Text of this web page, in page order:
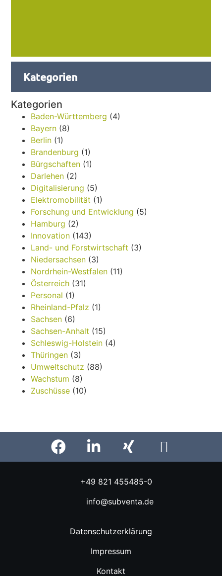
Kategorien
Kategorien
Baden-Württemberg (4)
Bayern (8)
Berlin (1)
Brandenburg (1)
Bürgschaften (1)
Darlehen (2)
Digitalisierung (5)
Elektromobilität (1)
Forschung und Entwicklung (5)
Hamburg (2)
Innovation (143)
Land- und Forstwirtschaft (3)
Niedersachsen (3)
Nordrhein-Westfalen (11)
Österreich (31)
Personal (1)
Rheinland-Pfalz (1)
Sachsen (6)
Sachsen-Anhalt (15)
Schleswig-Holstein (4)
Thüringen (3)
Umweltschutz (88)
Wachstum (8)
Zuschüsse (10)
+49 821 455485-0
info@subventa.de
Datenschutzerklärung
Impressum
Kontakt